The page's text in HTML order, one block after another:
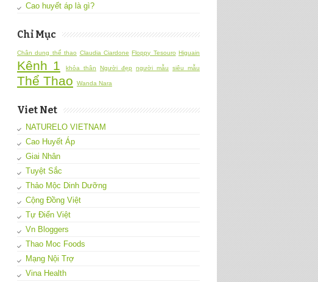
Cao huyết áp là gì?
Chỉ Mục
Chân dung thể thao Claudia Ciardone Floppy Tesouro Higuain
Kênh 1 khỏa thân Người đẹp người mẫu siêu mẫu
Thể Thao Wanda Nara
Viet Net
NATURELO VIETNAM
Cao Huyết Áp
Giai Nhân
Tuyệt Sắc
Thảo Mộc Dinh Dưỡng
Cộng Đồng Việt
Tự Điển Việt
Vn Bloggers
Thao Moc Foods
Mạng Nội Trợ
Vina Health